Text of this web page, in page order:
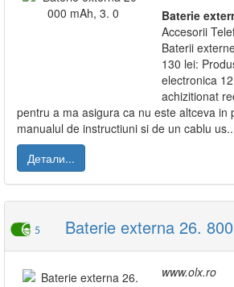
Baterie
Accesorii
Baterii
130 lei:
electronica
achizitionat
pentru a ma asigura ca nu este altceva in
manualul de instructiuni si de un cablu
Детали...
5 Baterie externa 26.
www.olx.ro